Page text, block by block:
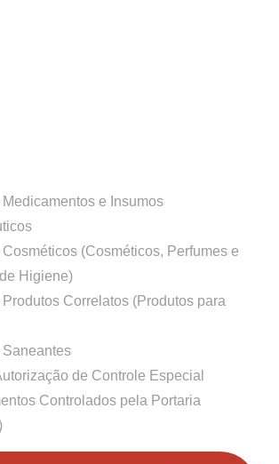
e Insumos
(Cosméticos, Perfumes e
Higiene)
Correlatos (Produtos para
de Controle Especial
Controlados pela Portaria